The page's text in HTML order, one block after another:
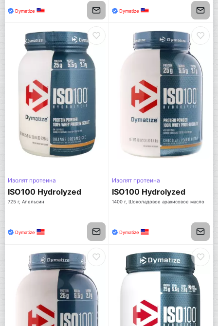
Dymatize Dymatize
Изолят протеина
ISO100 Hydrolyzed
725 г, Апельсин
Dymatize
Изолят протеина
ISO100 Hydrolyzed
1400 г, Шоколадовое арахисовое масло
Dymatize